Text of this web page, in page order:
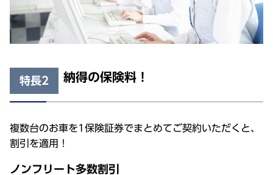
特長2 納得の保険料！
複数台のお車を1保険証券でまとめてご契約いただくと、
割引を適用！
ノンフリート多数割引